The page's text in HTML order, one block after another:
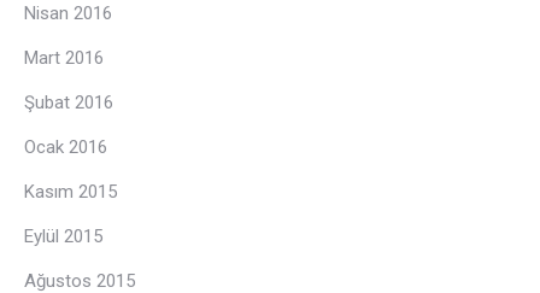
Nisan 2016
Mart 2016
Şubat 2016
Ocak 2016
Kasım 2015
Eylül 2015
Ağustos 2015